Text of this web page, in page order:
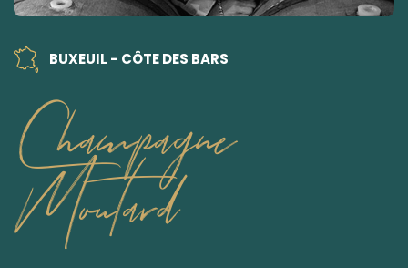
BUXEUIL - CÔTE DES BARS
Champagne
Moutard